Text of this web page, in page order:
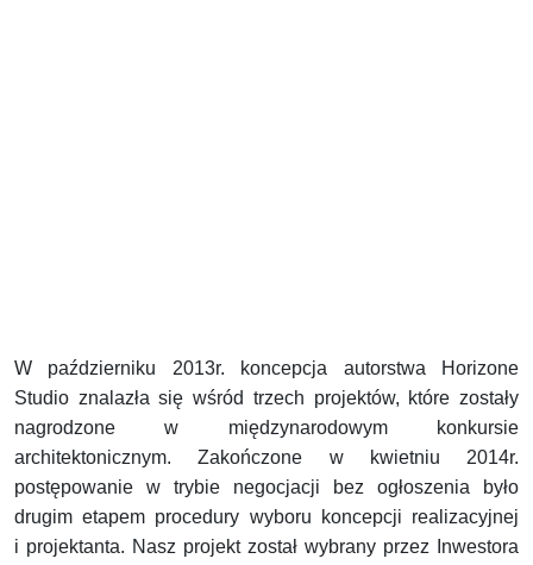
W październiku 2013r. koncepcja autorstwa Horizone
Studio znalazła się wśród trzech projektów, które zostały
nagrodzone w międzynarodowym konkursie
architektonicznym. Zakończone w kwietniu 2014r.
postępowanie w trybie negocjacji bez ogłoszenia było
drugim etapem procedury wyboru koncepcji realizacyjnej
i projektanta. Nasz projekt został wybrany przez Inwestora